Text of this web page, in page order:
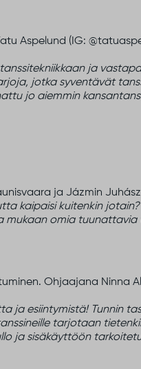
Aspelund (IG:
ja
jotka syventävät
jo aiemmin
ja Jázmin
kaipaisi kuitenkin
mukaan omia
Ohjaajana Ninna
ja esiintymistä! Tunnin
tarjotaan
ja sisäkäyttöön